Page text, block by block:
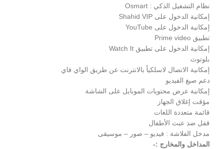
نظام التشغيل الذكي : Osmart
إمكانية الدخول على Shahid VIP
إمكانية الدخول على YouTube
تطبيق Prime video
إمكانية الدخول على تطبيق Watch It
بلوتوث
إمكانية الاتصال لاسلكياً بالانترنت عن طريق الواي فاي
دعم صيغ الفيديو
إمكانية عرض محتويات الموبايل على الشاشة
مؤقت إغلاق الجهاز
قائمة متعددة اللغات
قفل ضد عبث الأطفال
مدخل الفلاشة : فيديو – صور – موسيقى
المداخل والمخارج :-